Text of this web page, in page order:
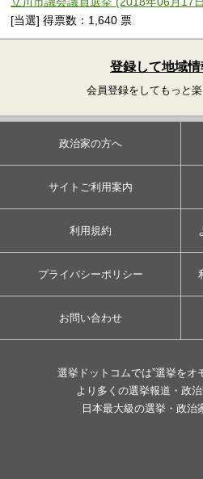
[当選] 得票数：1,640 票
登録して地域
会員登録をしてもっと楽
政治家の方へ
サイトご利用案内
利用規約
プライバシーポリシー
お問い合わせ
選挙ドットコムでは”選挙をオ
より多くの選挙報道・政
日本最大級の選挙・政治